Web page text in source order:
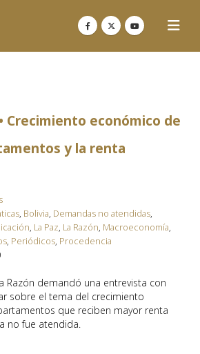
Crecimiento económico de
y la renta
, Bolivia, Demandas no atendidas,
, La Paz, La Razón, Macroeconomía,
, Periódicos, Procedencia
Razón demandó una entrevista con
sobre el tema del crecimiento
que reciben mayor renta
no fue atendida.